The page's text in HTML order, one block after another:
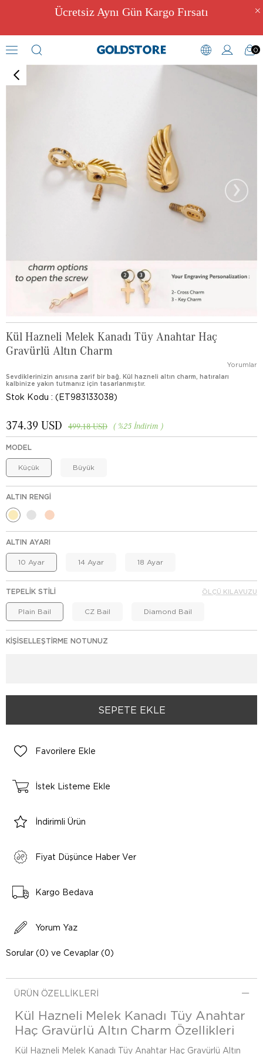
Ücretsiz Aynı Gün Kargo Fırsatı
0
Melek Kanadı Takıları
›
Kül Hazneli Melek Kanadı Tüy Anahtar Haç
Gravürlü Altın Charm
Yorumlar
Sevdiklerinizin anısına zarif bir bağ. Kül hazneli altın charm, hatıraları
kalbinize yakın tutmanız için tasarlanmıştır.
Stok Kodu (ET983133038)
%25 İndirim
499.18 USD
374.39 USD
MODEL
Küçük Büyük
ALTIN RENGI
ALTIN AYARI
10 Ayar 14 Ayar 18 Ayar
TEPELIK STILI
Plain Bail CZ Bail Diamond Bail
ÖLÇÜ KILAVUZU
KIŞISELLEŞTIRME NOTUNUZ
Favorilere Ekle
İstek Listeme Ekle
İndirimli Ürün
Fiyat Düşünce Haber Ver
Kargo Bedava
Yorum Yaz
Sorular (0) ve Cevaplar (0)
ÜRÜN ÖZELLIKLERI
Kül Hazneli Melek Kanadı Tüy Anahtar
Haç Gravürlü Altın Charm Özellikleri
Kül Hazneli Melek Kanadı Tüy Anahtar Haç Gravürlü Altın